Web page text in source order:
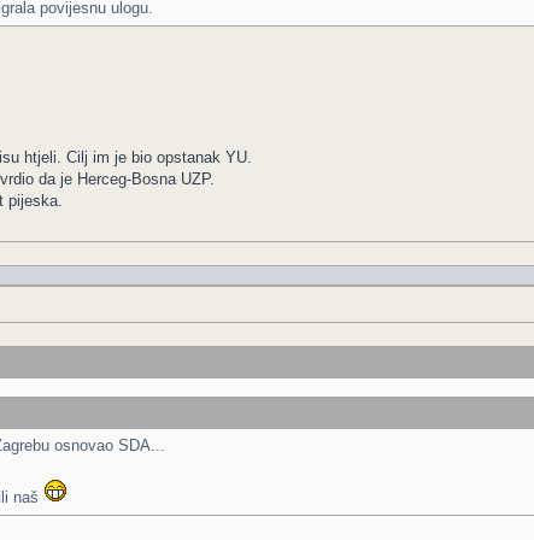
povijesnu ulogu.
htjeli. Cilj im je bio opstanak YU.
da je Herceg-Bosna UZP.
pijeska.
osnovao SDA...
naš